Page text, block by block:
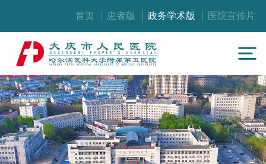
首页 患者版 政务学术版 医院宣传片